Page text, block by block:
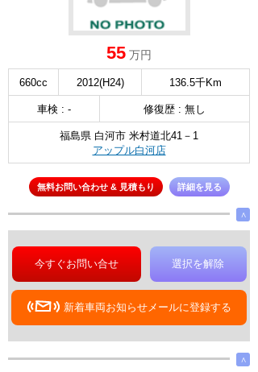
55 万円
660cc 2012(H24) 136.5千Km
車検 : - 修復歴 : 無し
福島県 白河市 米村道北41－1
アップル白河店
無料お問い合わせ & 見積もり 詳細を見る
∧
今すぐお問い合せ 選択を解除
新着車両お知らせメールに登録する
∧